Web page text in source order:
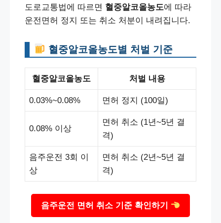
도로교통법에 따르면 혈중알코올농도에 따라
운전면허 정지 또는 취소 처분이 내려집니다.
혈중알코올농도별 처벌 기준
혈중알코올농도 처벌 내용
0.03%~0.08% 면허 정지 (100일)
0.08% 이상
면허 취소 (1년~5년 결
격)
음주운전 3회 이
상
면허 취소 (2년~5년 결
격)
음주운전 면허 취소 기준 확인하기